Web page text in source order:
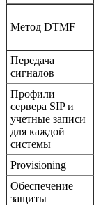
Метод DTMF
Передача
сигналов
Профили
сервера SIP и
учетные записи
для каждой
системы
Provisioning
Обеспечение
защиты